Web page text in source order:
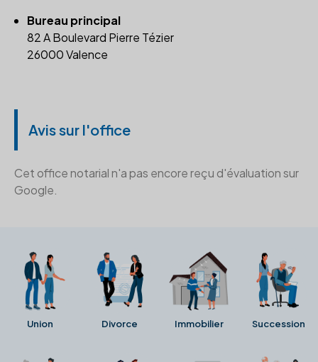
Bureau principal
82 A Boulevard Pierre Tézier
26000 Valence
Avis sur l'office
Cet office notarial n'a pas encore reçu d'évaluation sur
Google.
Union Divorce Immobilier Succession